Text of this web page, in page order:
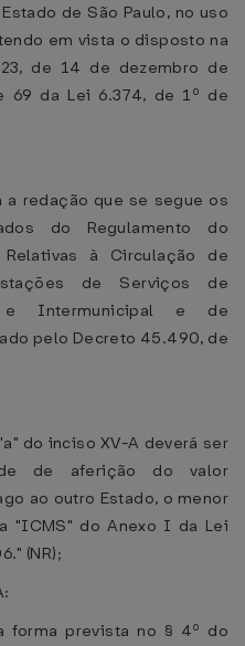
de São Paulo, no uso
em vista o disposto na
de 14 de dezembro de
69 da Lei 6.374, de 1º de
a redação que se segue os
do Regulamento do
à Circulação de
de Serviços de
e Intermunicipal e de
pelo Decreto 45.490, de
do inciso XV-A deverá ser
de aferição do valor
ao outro Estado, o menor
"ICMS" do Anexo I da Lei
(NR);
prevista no § 4º do